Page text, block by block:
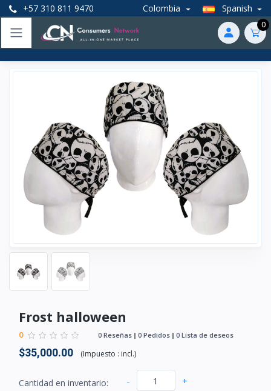
+57 310 811 9470 Colombia Spanish
0
Frost halloween
0 0 Reseñas 0 Pedidos 0 Lista de deseos
$35,000.00 (Impuesto : incl.)
Cantidad en inventario: - +